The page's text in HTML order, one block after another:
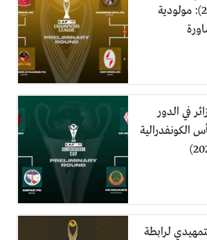
إفريقيا (2026-2027): مولودية
في الدور
الكونفدرالية
لرابطة